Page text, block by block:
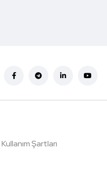
Kullanım Şartları